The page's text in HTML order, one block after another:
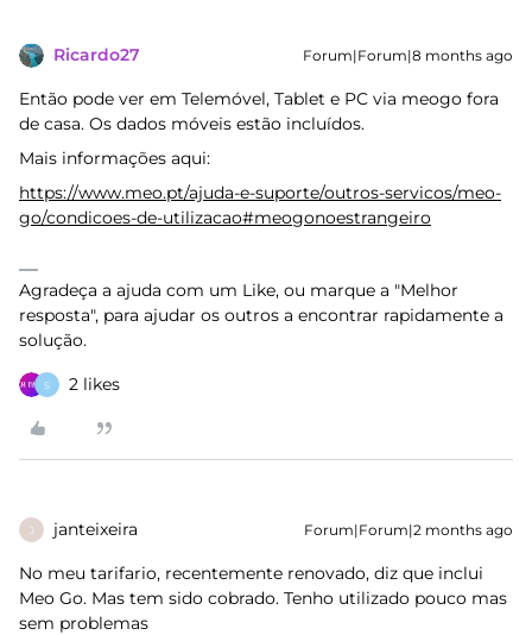
Ricardo27 Forum|Forum|8 months ago
Então pode ver em Telemóvel, Tablet e PC via meogo fora
de casa. Os dados móveis estão incluídos.
Mais informações aqui:
https://www.meo.pt/ajuda-e-suporte/outros-servicos/meo-
go/condicoes-de-utilizacao#meogonoestrangeiro
Agradeça a ajuda com um Like, ou marque a "Melhor
resposta", para ajudar os outros a encontrar rapidamente a
solução.
S 2 likes
J janteixeira Forum|Forum|2 months ago
No meu tarifario, recentemente renovado, diz que inclui
Meo Go. Mas tem sido cobrado. Tenho utilizado pouco mas
sem problemas